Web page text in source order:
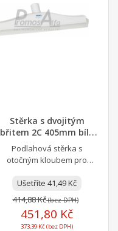
Stěrka s dvojitým
břitem 2C 405mm bílá
77125
Podlahová stěrka s
otočným kloubem pro
nečistot. Opotřebenou pryž
je...
Ušetříte 41,49 Kč
414,88 Kč(bez DPH)
451,80 Kč
373,39 Kč (bez DPH)